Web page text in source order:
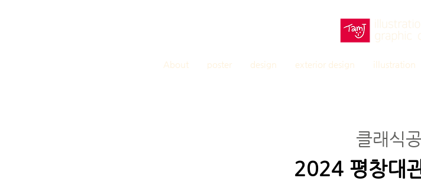
About poster design exterior design illustration
클래식
2024 평창대